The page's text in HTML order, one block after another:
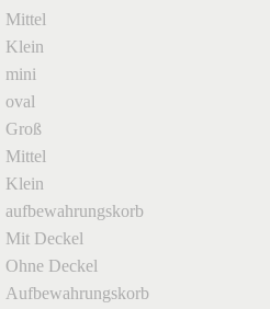
Mittel
Klein
mini
oval
Groß
Mittel
Klein
aufbewahrungskorb
Mit Deckel
Ohne Deckel
Aufbewahrungskorb